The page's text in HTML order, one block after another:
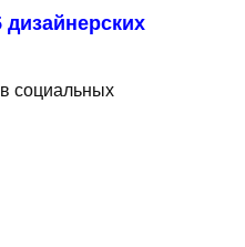
социальных